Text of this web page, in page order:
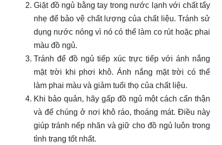
Giặt đồ ngủ bằng tay trong nước lạnh với chất tẩy
nhẹ để bảo vệ chất lượng của chất liệu. Tránh sử
dụng nước nóng vì nó có thể làm co rút hoặc phai
màu đồ ngủ.
Tránh để đồ ngủ tiếp xúc trực tiếp với ánh nắng
mặt trời khi phơi khô. Ánh nắng mặt trời có thể
làm phai màu và giảm tuổi thọ của chất liệu.
Khi bảo quản, hãy gấp đồ ngủ một cách cẩn thận
và để chúng ở nơi khô ráo, thoáng mát. Điều này
giúp tránh nếp nhăn và giữ cho đồ ngủ luôn trong
tình trạng tốt nhất.